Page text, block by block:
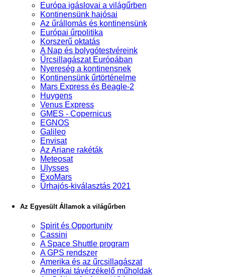
Európa igáslovai a világűrben
Kontinensünk hajósai
Az űrállomás és kontinensünk
Európai űrpolitika
Korszerű oktatás
A Nap és bolygótestvéreink
Űrcsillagászat Európában
Nyereség a kontinensnek
Kontinensünk űrtörténelme
Mars Express és Beagle-2
Huygens
Venus Express
GMES - Copernicus
EGNOS
Galileo
Envisat
Az Ariane rakéták
Meteosat
Ulysses
ExoMars
Űrhajós-kiválasztás 2021
Az Egyesült Államok a világűrben
Spirit és Opportunity
Cassini
A Space Shuttle program
A GPS rendszer
Amerika és az űrcsillagászat
Amerikai távérzékelő műholdak